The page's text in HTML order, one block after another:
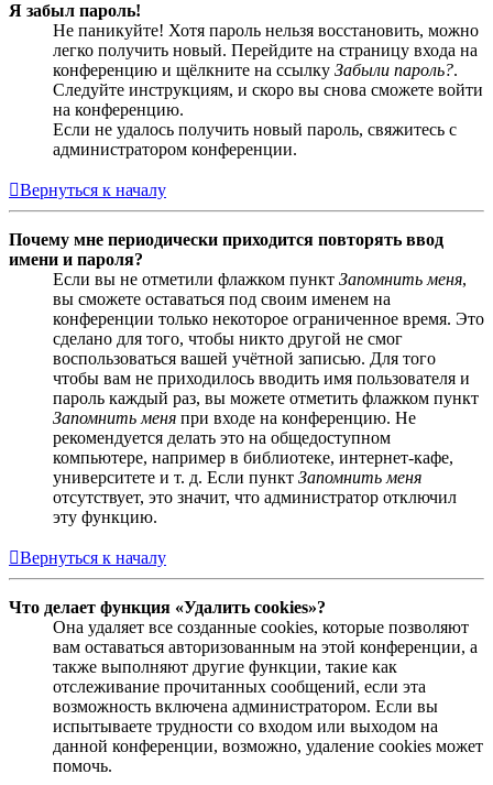
Я забыл пароль!
Не паникуйте! Хотя пароль нельзя восстановить, можно
легко получить новый. Перейдите на страницу входа на
конференцию и щёлкните на ссылку Забыли пароль?.
Следуйте инструкциям, и скоро вы снова сможете войти
на конференцию.
Если не удалось получить новый пароль, свяжитесь с
администратором конференции.
Вернуться к началу
Почему мне периодически приходится повторять ввод
имени и пароля?
Если вы не отметили флажком пункт Запомнить меня,
вы сможете оставаться под своим именем на
конференции только некоторое ограниченное время. Это
сделано для того, чтобы никто другой не смог
воспользоваться вашей учётной записью. Для того
чтобы вам не приходилось вводить имя пользователя и
пароль каждый раз, вы можете отметить флажком пункт
Запомнить меня при входе на конференцию. Не
рекомендуется делать это на общедоступном
компьютере, например в библиотеке, интернет-кафе,
университете и т. д. Если пункт Запомнить меня
отсутствует, это значит, что администратор отключил
эту функцию.
Вернуться к началу
Что делает функция «Удалить cookies»?
Она удаляет все созданные cookies, которые позволяют
вам оставаться авторизованным на этой конференции, а
также выполняют другие функции, такие как
отслеживание прочитанных сообщений, если эта
возможность включена администратором. Если вы
испытываете трудности со входом или выходом на
данной конференции, возможно, удаление cookies может
помочь.